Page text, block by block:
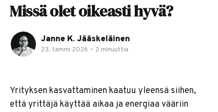
Missä olet oikeasti hyvä?
Janne K. Jääskeläinen
23. tammi 2026 • 2 minuuttia
Yrityksen kasvattaminen kaatuu yleensä siihen,
että yrittäjä käyttää aikaa ja energiaa vääriin